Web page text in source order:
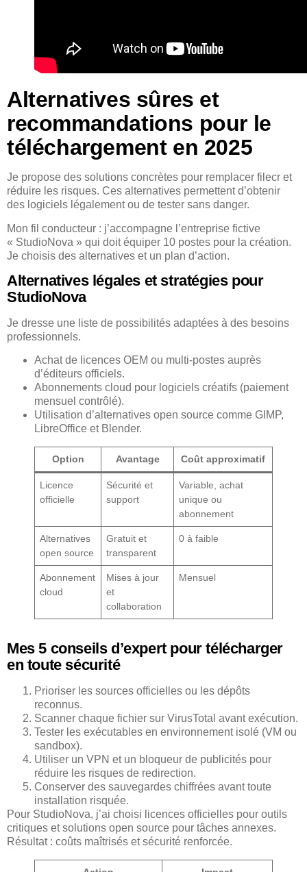
Alternatives sûres et
recommandations pour le
téléchargement en 2025
Je propose des solutions concrètes pour remplacer filecr et
réduire les risques. Ces alternatives permettent d’obtenir
des logiciels légalement ou de tester sans danger.
Mon fil conducteur : j’accompagne l’entreprise fictive
« StudioNova » qui doit équiper 10 postes pour la création.
Je choisis des alternatives et un plan d’action.
Alternatives légales et stratégies pour
StudioNova
Je dresse une liste de possibilités adaptées à des besoins
professionnels.
Achat de licences OEM ou multi-postes auprès
d’éditeurs officiels.
Abonnements cloud pour logiciels créatifs (paiement
mensuel contrôlé).
Utilisation d’alternatives open source comme GIMP,
LibreOffice et Blender.
Option Avantage Coût approximatif
Licence
officielle
Sécurité et
support
Variable, achat
unique ou
abonnement
Alternatives
open source
Gratuit et
transparent
0 à faible
Abonnement
cloud
Mises à jour
et
collaboration
Mensuel
Mes 5 conseils d’expert pour télécharger
en toute sécurité
Prioriser les sources officielles ou les dépôts
reconnus.
Scanner chaque fichier sur VirusTotal avant exécution.
Tester les exécutables en environnement isolé (VM ou
sandbox).
Utiliser un VPN et un bloqueur de publicités pour
réduire les risques de redirection.
Conserver des sauvegardes chiffrées avant toute
installation risquée.
Pour StudioNova, j’ai choisi licences officielles pour outils
critiques et solutions open source pour tâches annexes.
Résultat : coûts maîtrisés et sécurité renforcée.